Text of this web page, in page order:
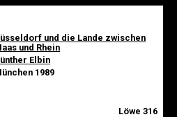
und die Lande zwischen
und Rhein
Elbin
1989
Löwe 316